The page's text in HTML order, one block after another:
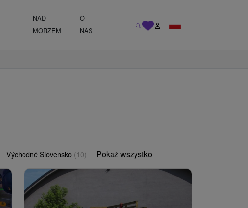
NAD
MORZEM
O
NAS
Východné Slovensko (10) Pokaż wszystko